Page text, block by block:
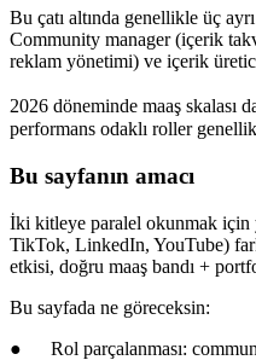
Bu çatı altında genellikle üç
Community manager (içerik
reklam yönetimi) ve içerik
2026 döneminde maaş skalası
performans odaklı roller
Bu sayfanın amacı
İki kitleye paralel okunmak için
TikTok, LinkedIn, YouTube)
etkisi, doğru maaş bandı +
Bu sayfada ne göreceksin:
● Rol parçalanması: